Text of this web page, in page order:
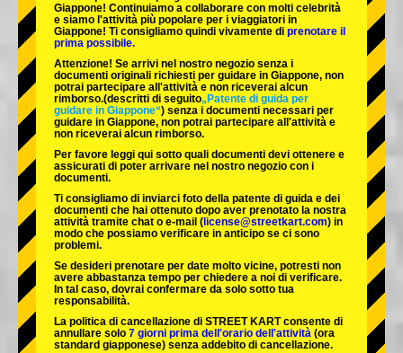
Tokyo Shibuya Annex Tokyo Bay
Tokyo Asakusa Osaka
Okinawa
Giappone! Continuiamo a collaborare con molti celebrità
e siamo l'attività più popolare per i viaggiatori in
Giappone! Ti consigliamo quindi vivamente di prenotare il
prima possibile.
Attenzione! Se arrivi nel nostro negozio senza i
documenti originali richiesti per guidare in Giappone, non
potrai partecipare all'attività e non riceverai alcun
rimborso.(descritti di seguito„Patente di guida per
guidare in Giappone“) senza i documenti necessari per
guidare in Giappone, non potrai partecipare all'attività e
non riceverai alcun rimborso.
Per favore leggi qui sotto quali documenti devi ottenere e
assicurati di poter arrivare nel nostro negozio con i
documenti.
Ti consigliamo di inviarci foto della patente di guida e dei
documenti che hai ottenuto dopo aver prenotato la nostra
attività tramite chat o e-mail ( license@streetkart.com) in
modo che possiamo verificare in anticipo se ci sono
problemi.
Se desideri prenotare per date molto vicine, potresti non
avere abbastanza tempo per chiedere a noi di verificare.
In tal caso, dovrai confermare da solo sotto tua
responsabilità.
La politica di cancellazione di STREET KART consente di
annullare solo 7 giorni prima dell'orario dell'attività (ora
standard giapponese) senza addebito di cancellazione.